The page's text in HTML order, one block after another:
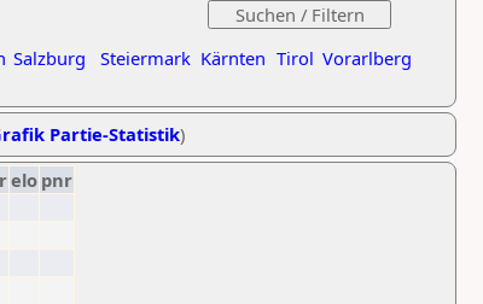
Salzburg Steiermark Kärnten Tirol Vorarlberg
Partie-Statistik)
elo pnr